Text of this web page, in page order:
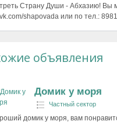
Страну Души - Абхазию! Вы
shapovada или по тел.:
объявления
Домик у моря
Частный сектор
домик у моря, вам